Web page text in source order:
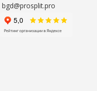
bgd@prosplit.pro